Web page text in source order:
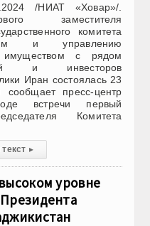
/НИАТ «Ховар»/.
заместителя
комитета
и управлению
имуществом с рядом
и инвесторов
Иран состоялась 23
пресс-центр
встречи первый
Комитета
▸
уровне